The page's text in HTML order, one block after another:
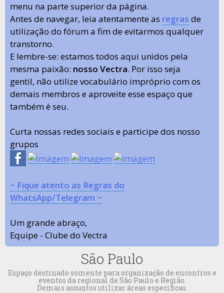
menu na parte superior da página.
Antes de navegar, leia atentamente as regras de
utilização do fórum a fim de evitarmos qualquer
transtorno.
E lembre-se: estamos todos aqui unidos pela
mesma paixão: nosso Vectra. Por isso seja
gentil, não utilize vocabulário impróprio com os
demais membros e aproveite esse espaço que
também é seu.
Curta nossas redes sociais e participe dos nosso
grupos
~ Fique atento as Regras do
WhatsApp/Telegram ~
Um grande abraço,
Equipe - Clube do Vectra
São Paulo
Espaço destinado somente para organização de encontros e
eventos da regional de São Paulo e Região.
Demais assuntos utilizar áreas especificas.